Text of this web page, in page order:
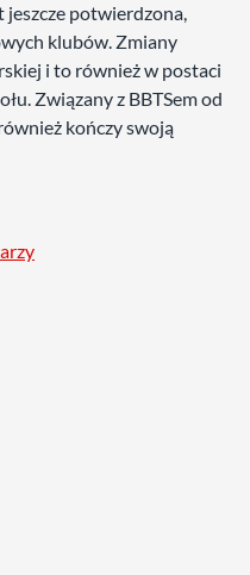
jeszcze potwierdzona,
klubów. Zmiany
i to również w postaci
Związany z BBTSem od
kończy swoją